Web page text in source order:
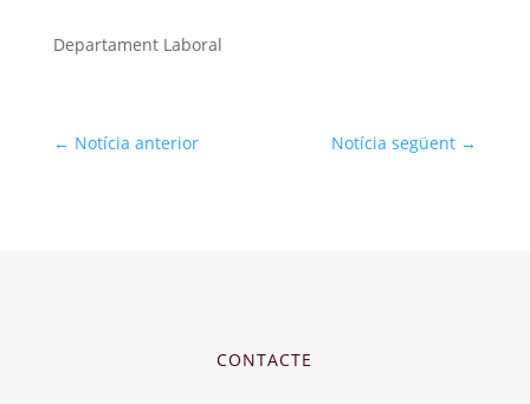
Departament Laboral
← Notícia anterior Notícia següent →
CONTACTE